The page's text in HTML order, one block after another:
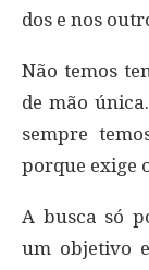
dos e nos
Não temos
de mão
sempre
porque exige
A busca só
um objetivo